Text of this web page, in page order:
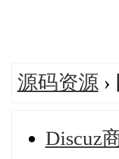
源码资源
Discuz